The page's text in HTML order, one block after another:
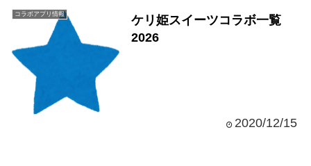
コラボアプリ情報
ケリ姫スイーツコラボ一覧
2026
2020/12/15